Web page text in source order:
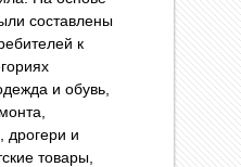
составлены
к
и обувь,
дрогери и
товары,